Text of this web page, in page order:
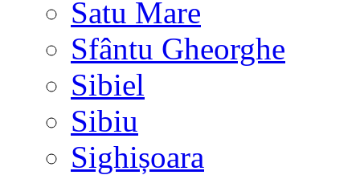
Satu Mare
Sfântu Gheorghe
Sibiel
Sibiu
Sighișoara